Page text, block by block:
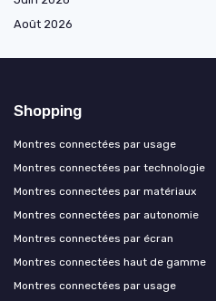
Août 2026
Shopping
Montres connectées par usage
Montres connectées par technologie
Montres connectées par matériaux
Montres connectées par autonomie
Montres connectées par écran
Montres connectées haut de gamme
Montres connectées par usage